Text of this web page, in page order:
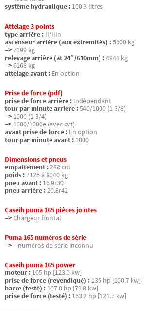
système hydraulique : 100.3 litres
Attelage 3 points
type arrière : II/IIIn
ascenseur arrière (aux extremités) :5800 kg
–>7199 kg
relevage arrière (at 24″/610mm) :4944 kg
–>6168 kg
attelage avant : En option
Prise de force (pdf)
prise de force arrière : Indépendant
tour par minute arrière :540/1000 (1-3/8)
–> 1000 (1-3/4)
–> 1000/1000e (avec cvt)
avant prise de force : En option
tour par minute avant : 1000
Dimensions et pneus
empattement :288 cm
poids :7125 à 8040 kg
pneu avant : 16.9r30
pneu arrière :20.8r42
Caseih puma 165 pièces jointes
–>Chargeur frontal
Puma 165 numéros de série
–>– numéros de série inconnu
Caseih puma 165 power
moteur : 165 hp [123.0 kw]
prise de force (revendiqué) : 135 hp [100.7 kw]
barre (testé) : 107.0 hp [79.8 kw]
prise de force (testé) : 163.2 hp [121.7 kw]